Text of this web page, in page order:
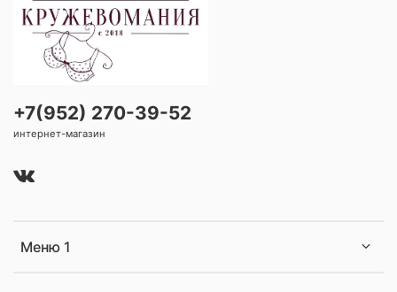
Меню 1
+7(952) 270-39-52
интернет-магазин